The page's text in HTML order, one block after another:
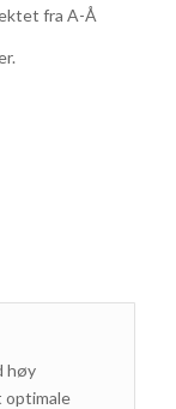
fra A-Å
høy
optimale